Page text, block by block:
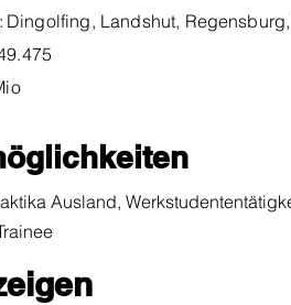
Dingolfing, Landshut,
Ausland,